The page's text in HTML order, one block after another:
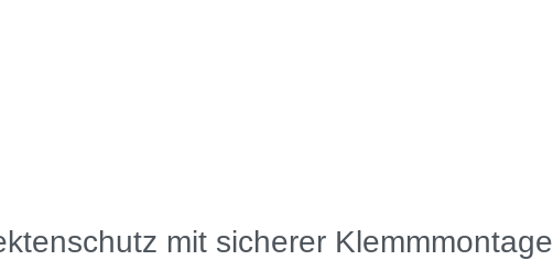
mit sicherer Klemmmontage